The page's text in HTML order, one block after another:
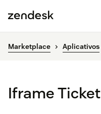
Marketplace Aplicativos
Iframe